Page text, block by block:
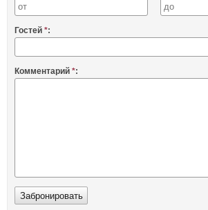
Гостей *:
Комментарий *: